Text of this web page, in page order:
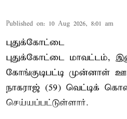
Published on: 10 Aug 2026, 8:01 am
புதுக்கோட்டை
புதுக்கோட்டை மாவட்டம்,
கோங்குடிபட்டி முன்னாள்
நாகராஜ் (59) வெட்டிக்
செய்யப்பட்டுள்ளார்.